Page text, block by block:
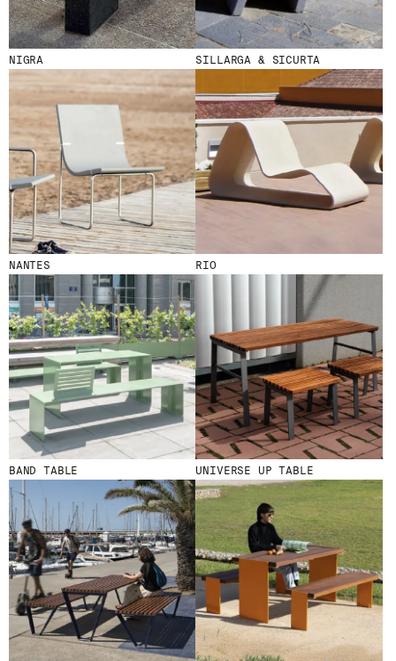
NIGRA SILLARGA & SICURTA
NANTES RIO
BAND TABLE UNIVERSE UP TABLE
WE ARE MOLINS GO TO CORPORATE SITE
CERTIFICADOS
© 2026 ESCOFET 1886 S.A.